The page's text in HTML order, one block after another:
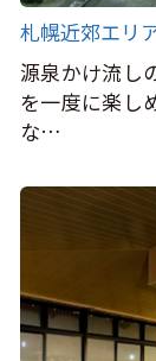
札幌近郊エリ
源泉かけ流し
を一度に楽し
な…